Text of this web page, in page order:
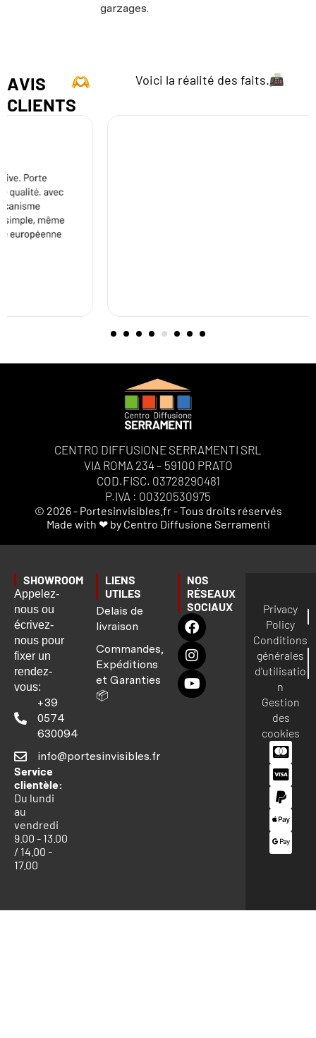
garzages.
AVIS
CLIENTS
Voici la réalité des faits.
CENTRO DIFFUSIONE SERRAMENTI SRL
VIA ROMA 234 – 59100 PRATO
COD.FISC. 03728290481
P.IVA : 00320530975
© 2026 - Portesinvisibles.fr - Tous droits réservés
Made with ❤ by Centro Diffusione Serramenti
SHOWROOM
Appelez-
nous ou
écrivez-
nous pour
fixer un
rendez-
vous:
+39
0574
630094
info@portesinvisibles.fr
Service
clientèle:
Du lundi
au
vendredi
9.00 - 13.00
/ 14.00 -
17.00
LIENS
UTILES
Delais de
livraison
Commandes,
Expéditions
et Garanties
📦
NOS
RÉSEAUX
SOCIAUX
Privacy
Policy
Conditions
générales
d'utilisatio
n
Gestion
des
cookies